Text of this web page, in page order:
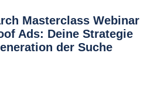
Masterclass Webinar
Ads: Deine Strategie
der Suche